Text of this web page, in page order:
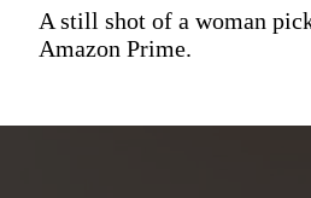
A still shot of a woman
Amazon Prime.